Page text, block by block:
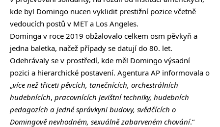
kde byl Domingo nucen vyklidit prestižní pozice včetně
vedoucích postů v MET a Los Angeles.
Dominga v roce 2019 obžalovalo celkem osm pěvkyň a
jedna baletka, načež případy se datují do 80. let.
Odehrávaly se v prostředí, kde měl Domingo výsadní
pozici a hierarchické postavení. Agentura AP informovala o
více než třiceti pěvcích, tanečnících, orchestrálních
hudebnících, pracovnících jevištní techniky, hudebních
pedagozích a jedné správkyni budovy, svědčících o
Domingově nevhodném, sexuálně zabarveném chování.“